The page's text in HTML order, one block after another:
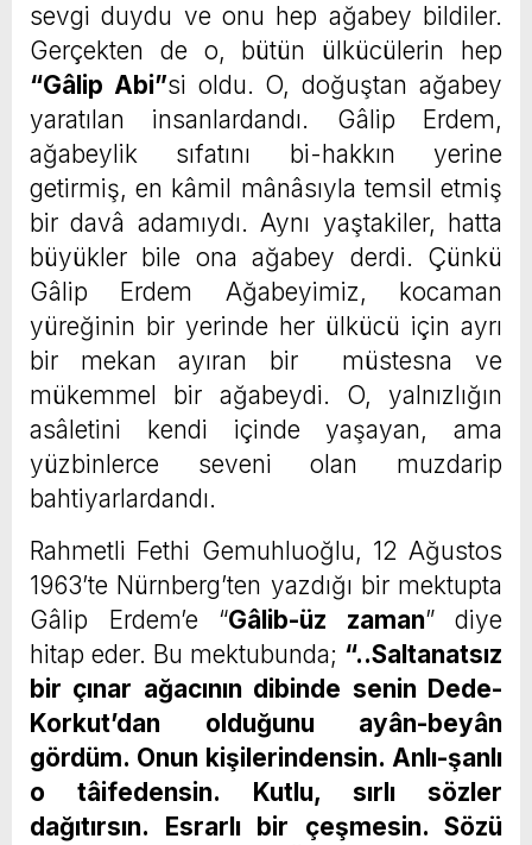
sevgi duydu ve onu hep ağabey bildiler.
Gerçekten de o, bütün ülkücülerin hep
“Gâlip Abi”si oldu. O, doğuştan ağabey
yaratılan insanlardandı. Gâlip Erdem,
ağabeylik sıfatını bi-hakkın yerine
getirmiş, en kâmil mânâsıyla temsil etmiş
bir davâ adamıydı. Aynı yaştakiler, hatta
büyükler bile ona ağabey derdi. Çünkü
Gâlip Erdem Ağabeyimiz, kocaman
yüreğinin bir yerinde her ülkücü için ayrı
bir mekan ayıran bir müstesna ve
mükemmel bir ağabeydi. O, yalnızlığın
asâletini kendi içinde yaşayan, ama
yüzbinlerce seveni olan muzdarip
bahtiyarlardandı.
Rahmetli Fethi Gemuhluoğlu, 12 Ağustos
1963’te Nürnberg’ten yazdığı bir mektupta
Gâlip Erdem’e “Gâlib-üz zaman” diye
hitap eder. Bu mektubunda; “..Saltanatsız
bir çınar ağacının dibinde senin Dede-
Korkut’dan olduğunu ayân-beyân
gördüm. Onun kişilerindensin. Anlı-şanlı
o tâifedensin. Kutlu, sırlı sözler
dağıtırsın. Esrarlı bir çeşmesin. Sözü